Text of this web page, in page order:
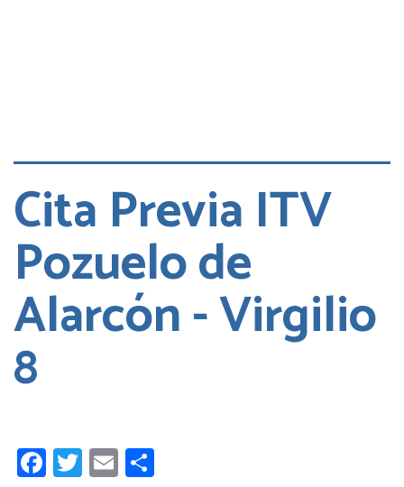
Cita Previa ITV
Pozuelo de
Alarcón - Virgilio
8
Facebook
Twitter
Email